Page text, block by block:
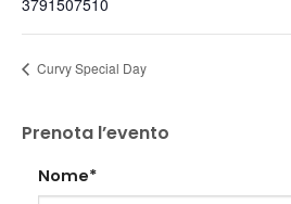
Curvy Special Day
Prenota l’evento
Nome*